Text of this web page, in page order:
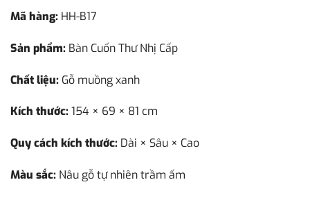
Mã hàng: HH-B17
Sản phẩm: Bàn Cuốn Thư Nhị Cấp
Chất liệu: Gỗ muồng xanh
Kích thước:154 × 69 × 81 cm
Quy cách kích thước: Dài × Sâu × Cao
Màu sắc: Nâu gỗ tự nhiên trầm ấm